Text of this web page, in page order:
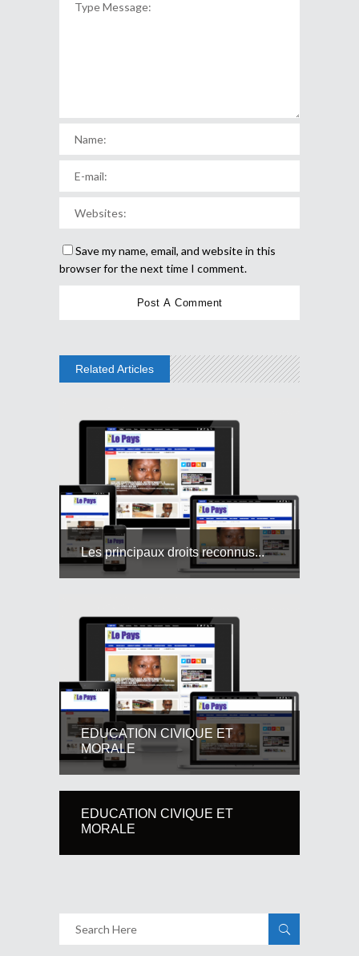
Save my name, email, and website in this
browser for the next time I comment.
Related Articles
Les principaux droits reconnus...
EDUCATION CIVIQUE ET
MORALE
EDUCATION CIVIQUE ET
MORALE